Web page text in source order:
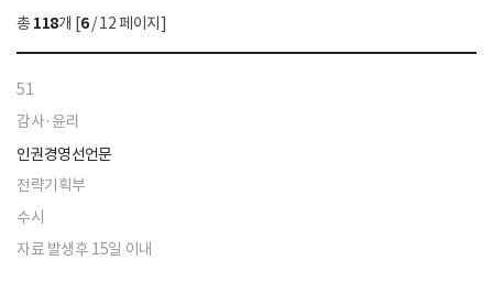
선
택
총 118개 [6/ 12 페이지]
51
감사·윤리
인권경영선언문
전략기획부
수시
자료 발생후 15일 이내